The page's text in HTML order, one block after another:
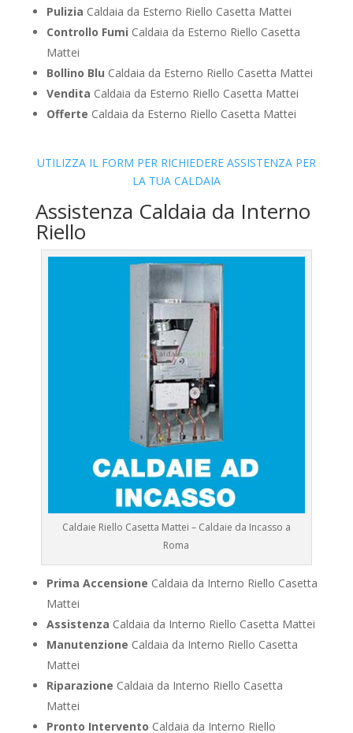
Pulizia Caldaia da Esterno Riello Casetta Mattei
Controllo Fumi Caldaia da Esterno Riello Casetta
Mattei
Bollino Blu Caldaia da Esterno Riello Casetta Mattei
Vendita Caldaia da Esterno Riello Casetta Mattei
Offerte Caldaia da Esterno Riello Casetta Mattei
UTILIZZA IL FORM PER RICHIEDERE ASSISTENZA PER
LA TUA CALDAIA
Assistenza Caldaia da Interno
Riello
Caldaie Riello Casetta Mattei – Caldaie da Incasso a
Roma
Prima Accensione Caldaia da Interno Riello Casetta
Mattei
Assistenza Caldaia da Interno Riello Casetta Mattei
Manutenzione Caldaia da Interno Riello Casetta
Mattei
Riparazione Caldaia da Interno Riello Casetta
Mattei
Pronto Intervento Caldaia da Interno Riello